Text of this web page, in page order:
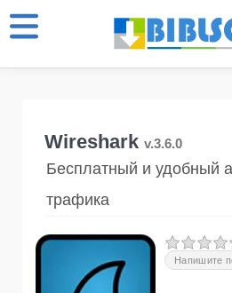
Wireshark v.3.6.0
Бесплатный и удобный
трафика
Напишите